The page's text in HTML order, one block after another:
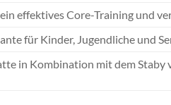
effektives Core-Training und
für Kinder, Jugendliche und
in Kombination mit dem Staby